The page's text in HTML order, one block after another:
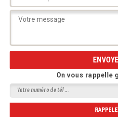
On vous rappelle